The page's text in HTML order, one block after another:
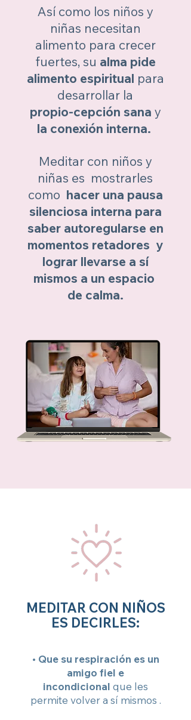
Así como los niños y
niñas necesitan
alimento para crecer
fuertes, su alma pide
alimento espiritual para
desarrollar la
propio-cepción sana y
la conexión interna.
Meditar con niños y
niñas es mostrarles
como hacer una pausa
silenciosa interna para
saber autoregularse en
momentos retadores y
lograr llevarse a sí
mismos a un espacio
de calma.
MEDITAR CON NIÑOS
ES DECIRLES:
• Que su respiración es un
amigo fiel e
incondicional que les
permite volver a sí mismos .